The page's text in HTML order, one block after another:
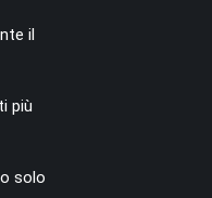
il
più
solo